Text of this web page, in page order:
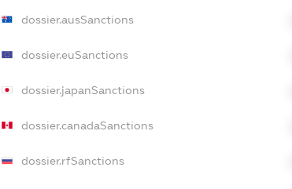
dossier.ausSanctions
dossier.euSanctions
dossier.japanSanctions
dossier.canadaSanctions
dossier.rfSanctions